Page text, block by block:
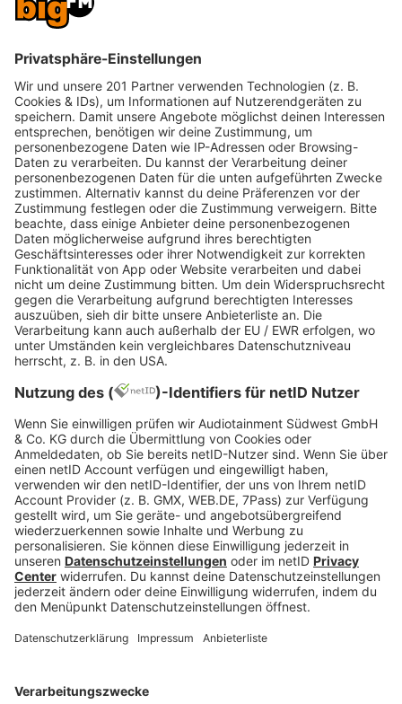
Es gibt bereits einige kostenlose und auch
kostenpflichtige Webdienste, mit denen Audio-
Deep Fakes erstellt werden können. Damit die KI
ein täuschend echtes Stimmprofil erstellen kann,
benötigt sie nur circa 30 Minuten Audiomaterial.
Dazu eignen sich Podcasts, Live-Videos,
Sprachnachrichten oder auch Stories bei
Instagram und WhatsApp. Mit zusätzlichen
Einstellungen lässt sich die Stimme anpassen,
wodurch sie noch echter wirken kann.
Wie erkenne ich einen Deep
Fake?
Vor allem am Telefon ist es besonders schwer,
einen guten Deep Fake zu erkennen. Wenn du dir
unsicher bist, solltest du dich an diese Tipps halten,
um dich vor einem Betrug zu schützen.
Tipps